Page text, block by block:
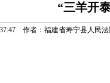
“三羊开
作者：福建省寿宁县人民